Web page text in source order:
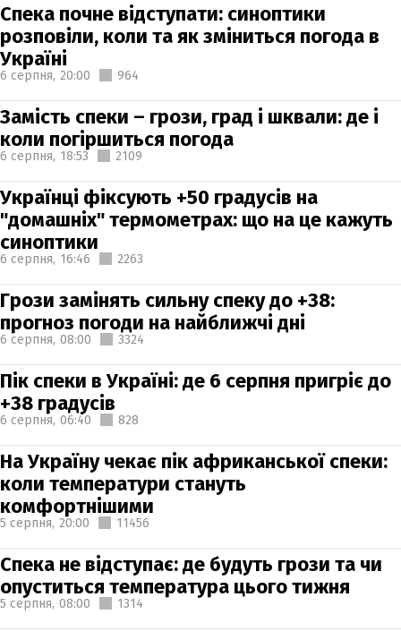
Спека почне відступати: синоптики
розповіли, коли та як зміниться погода в
Україні
6 серпня, 20:00 964
Замість спеки – грози, град і шквали: де і
коли погіршиться погода
6 серпня, 18:53 2109
Українці фіксують +50 градусів на
"домашніх" термометрах: що на це кажуть
синоптики
6 серпня, 16:46 2263
Грози замінять сильну спеку до +38:
прогноз погоди на найближчі дні
6 серпня, 08:00 3324
Пік спеки в Україні: де 6 серпня пригріє до
+38 градусів
6 серпня, 06:40 828
На Україну чекає пік африканської спеки:
коли температури стануть
комфортнішими
5 серпня, 20:00 11456
Спека не відступає: де будуть грози та чи
опуститься температура цього тижня
5 серпня, 08:00 1314